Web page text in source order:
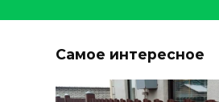
Самое интересное